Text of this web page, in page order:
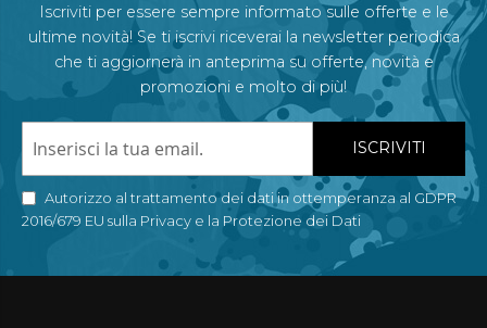
Iscriviti per essere sempre informato sulle offerte e le
ultime novità! Se ti iscrivi riceverai la newsletter periodica
che ti aggiornerà in anteprima su offerte, novità e
promozioni e molto di più!
ISCRIVITI
Autorizzo al trattamento dei dati in ottemperanza al GDPR
2016/679 EU sulla Privacy e la Protezione dei Dati